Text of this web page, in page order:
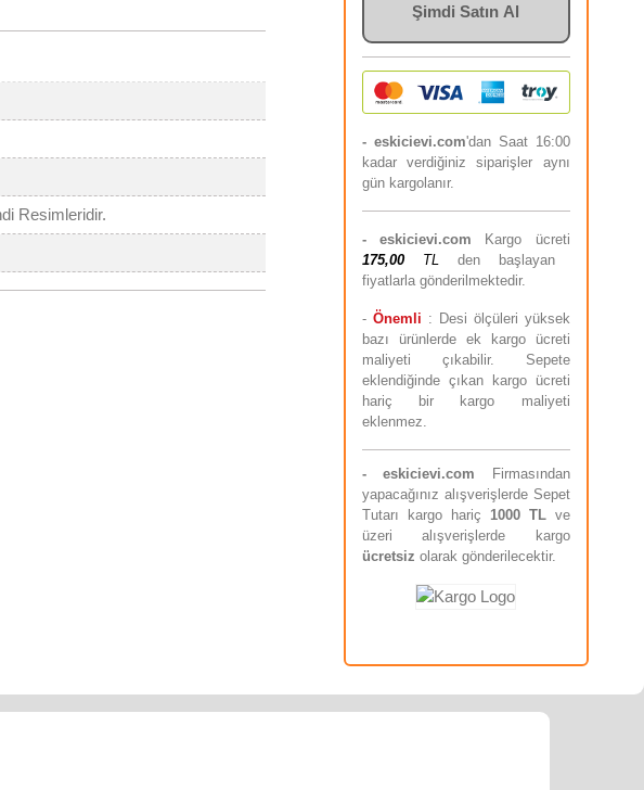
Resimleridir.
Şimdi Satın Al
- eskicievi.com'dan Saat 16:00
kadar verdiğiniz siparişler aynı
gün kargolanır.
-eskicievi.com
Kargo ücreti
175,00
TL
den başlayan
fiyatlarla gönderilmektedir.
- Önemli : Desi ölçüleri yüksek
bazı ürünlerde ek kargo ücreti
maliyeti çıkabilir. Sepete
eklendiğinde çıkan kargo ücreti
hariç bir kargo maliyeti
eklenmez.
-eskicievi.com Firmasından
yapacağınız alışverişlerde Sepet
Tutarı kargo hariç 1000 TLve
üzeri alışverişlerde kargo
ücretsiz olarak gönderilecektir.